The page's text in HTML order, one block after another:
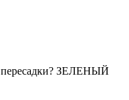
пересадки? ЗЕЛЕНЫЙ